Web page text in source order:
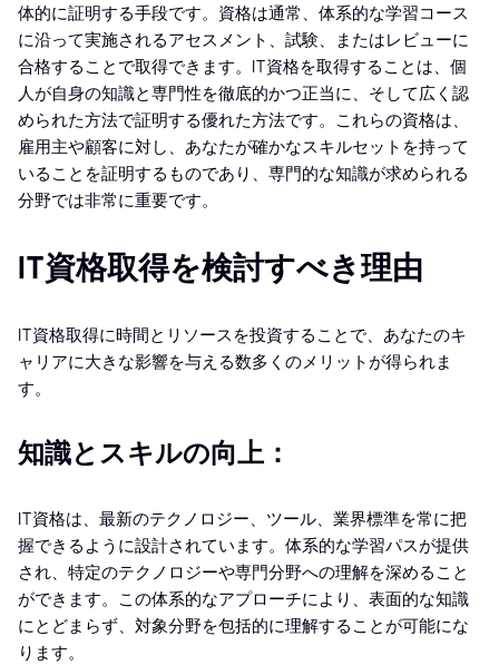
体的に証明する手段です。資格は通常、体系的な学習コース
に沿って実施されるアセスメント、試験、またはレビューに
合格することで取得できます。IT資格を取得することは、個
人が自身の知識と専門性を徹底的かつ正当に、そして広く認
められた方法で証明する優れた方法です。これらの資格は、
雇用主や顧客に対し、あなたが確かなスキルセットを持って
いることを証明するものであり、専門的な知識が求められる
分野では非常に重要です。
IT資格取得を検討すべき理由
IT資格取得に時間とリソースを投資することで、あなたのキ
ャリアに大きな影響を与える数多くのメリットが得られま
す。
知識とスキルの向上：
IT資格は、最新のテクノロジー、ツール、業界標準を常に把
握できるように設計されています。体系的な学習パスが提供
され、特定のテクノロジーや専門分野への理解を深めること
ができます。この体系的なアプローチにより、表面的な知識
にとどまらず、対象分野を包括的に理解することが可能にな
ります。